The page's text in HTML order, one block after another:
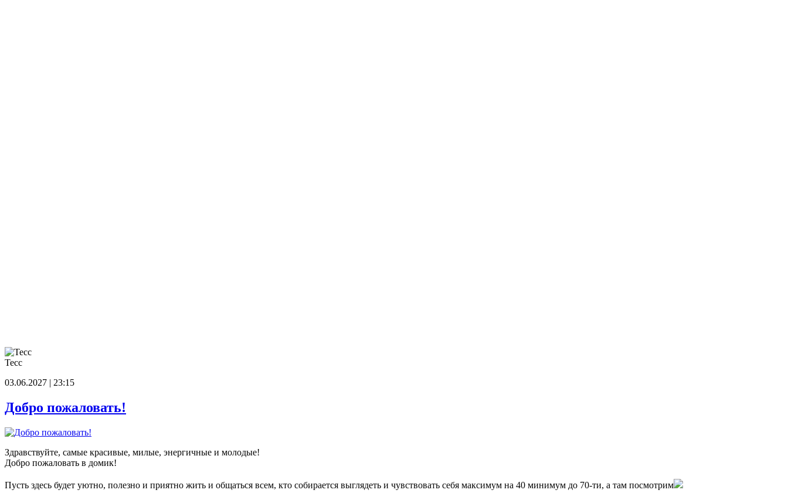
Тесс
03.06.2027 | 23:15
Добро пожаловать!
Здравствуйте, самые красивые, милые, энергичные и молодые!
Добро пожаловать в домик!
Пусть здесь будет уютно, полезно и приятно жить и общаться всем, кто собирается выглядеть и чувствовать себя максимум на 40 минимум до 70-ти, а там посмотрим